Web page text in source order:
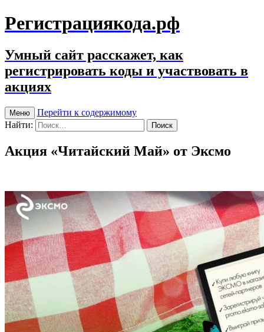
Регистрациякода.рф
Умный сайт расскажет, как
регистрировать коды и участвовать в
акциях
Меню
Перейти к содержимому
Найти:
Акция «Читайский Май» от Эксмо